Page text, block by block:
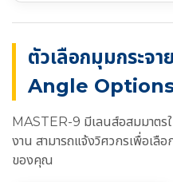
ตัวเลือกมุมกระจ
Angle
MASTER-9 มีเลนส์อสมมาต
งาน สามารถแจ้งวิศวกรเพื่อเลื
ของคุณ